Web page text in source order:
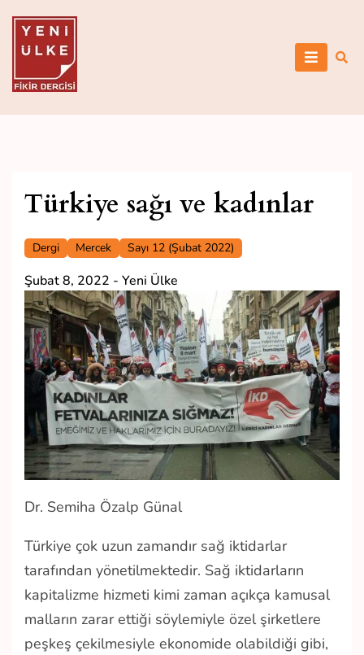
content
Yeni Ülke
Türkiye sağı ve kadınlar
Dergi Mercek Sayı 12 (Şubat 2022)
Şubat 8, 2022 - Yeni Ülke
Dr. Semiha Özalp Günal
Türkiye çok uzun zamandır sağ iktidarlar
tarafından yönetilmektedir. Sağ iktidarların
kapitalizme hizmeti kimi zaman açıkça kamusal
malların zarar ettiği söylemiyle özel şirketlere
peşkeş çekilmesiyle ekonomide olabildiği gibi,